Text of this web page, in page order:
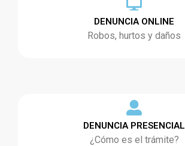
DENUNCIA ONLINE
Robos, hurtos y daños
DENUNCIA PRESENCIAL
¿Cómo es el trámite?